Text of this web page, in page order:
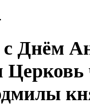
Днём
Церковь